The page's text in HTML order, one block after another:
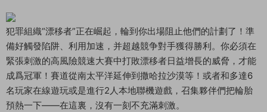
——在這裏，沒有一刻不充滿刺激。坐上你最喜愛的特工飛車手載
具，讓漂移者明白你隻爲取勝而來。利用加速并活用大腦和關卡内
的秘密秘密捷徑，占得優勢并取得勝利。但這不是全部，你的載具
配備了特工工具，包括了可讓你加速助你...
犯罪組織“漂移者”正在崛起，輪到你出場阻止他們的計劃了！準
備好觸發陷阱、利用加速，并超越競争對手獲得勝利。你必須在
緊張刺激的高風險競速大賽中打敗漂移者日益增長的威脅，才能
成爲冠軍！賽道從南太平洋延伸到撒哈拉沙漠等！或者和多達6
名玩家在線遊玩或是進行2人本地聯機遊戲，召集夥伴們把輪胎
預熱一下——在這裏，沒有一刻不充滿刺激。